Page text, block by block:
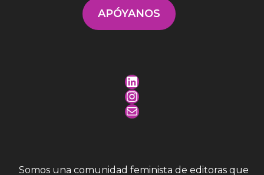
APÓYANOS
LinkedIn
Instagram
Mail
Somos una comunidad feminista de editoras que